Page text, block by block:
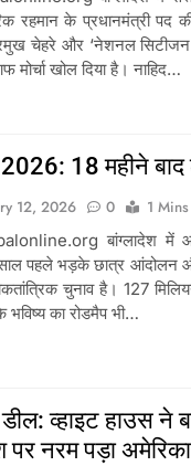
रहमान के प्रधानमंत्री
चेहरे और ‘नेशनल सिटीजन
खोल दिया है। नाहिद…
18 महीने बाद
12, 2026 0
1 Mins
बांग्लादेश में
साल पहले भड़के छात्र
चुनाव है। 127
का रोडमैप भी…
व्हाइट हाउस ने
पर नरम पड़ा अमेरिका